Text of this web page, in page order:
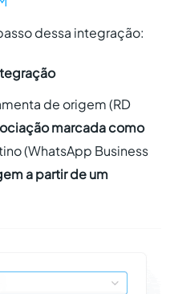
dessa integração:
de origem (RD
marcada como
(WhatsApp Business
a partir de um